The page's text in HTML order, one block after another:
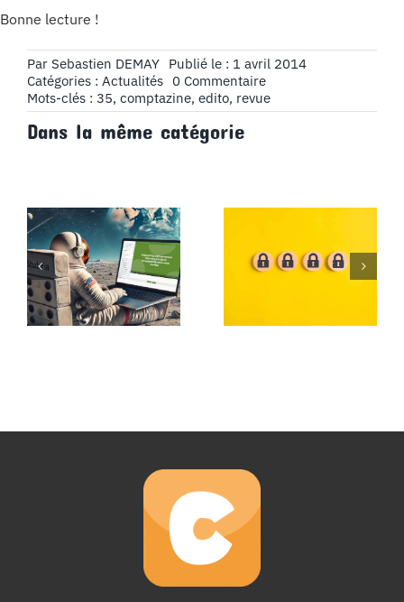
Bonne lecture !
Par Sebastien DEMAY Publié le : 1 avril 2014
Catégories : Actualités 0 Commentaireon
Edito
Revue
Mots-clés : 35, comptazine, edito, revue
Dans la même catégorie
Cours BTS CG
: Votre
plateforme
d’apprentissage
complète
pour le BTS
Comptabilité
et Gestion
protéger ses